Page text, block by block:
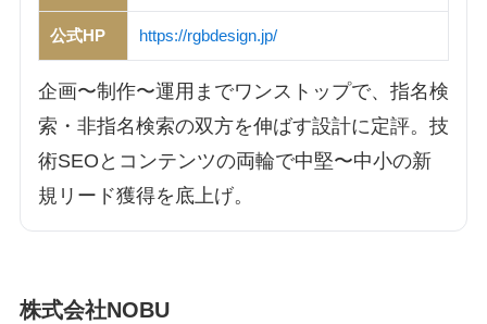
公式HP https://rgbdesign.jp/
企画〜制作〜運用までワンストップで、指名検
索・非指名検索の双方を伸ばす設計に定評。技
術SEOとコンテンツの両輪で中堅〜中小の新
規リード獲得を底上げ。
株式会社NOBU